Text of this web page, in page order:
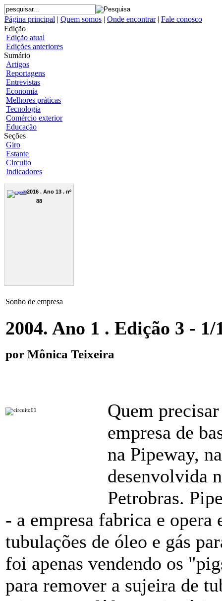
Página principal | Quem somos | Onde encontrar| Fale conosco
Edição
Edição atual
Edições anteriores
Sumário
Artigos
Reportagens
Entrevistas
Economia
Melhores práticas
Tecnologia
Comércio exterior
Educação
Seções
Giro
Estante
Circuito
Indicadores
2016 . Ano 13 . nº
88
Sonho de empresa
2004. Ano 1 . Edição 3 - 1/
por Mônica Teixeira
Quem
empresa de
na Pipeway,
desenvolvida
Petrobras.
- a empresa fabrica e opera
tubulações de óleo e gás
foi apenas vendendo os
para remover a sujeira de